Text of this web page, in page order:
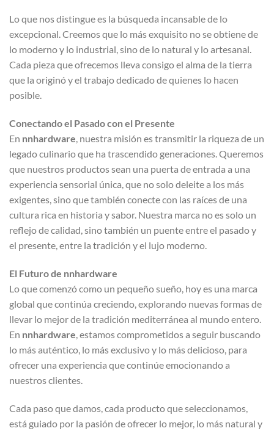
Lo que nos distingue es la búsqueda incansable de lo
excepcional. Creemos que lo más exquisito no se obtiene de
lo moderno y lo industrial, sino de lo natural y lo artesanal.
Cada pieza que ofrecemos lleva consigo el alma de la tierra
que la originó y el trabajo dedicado de quienes lo hacen
posible.
Conectando el Pasado con el Presente
En nnhardware, nuestra misión es transmitir la riqueza de un
legado culinario que ha trascendido generaciones. Queremos
que nuestros productos sean una puerta de entrada a una
experiencia sensorial única, que no solo deleite a los más
exigentes, sino que también conecte con las raíces de una
cultura rica en historia y sabor. Nuestra marca no es solo un
reflejo de calidad, sino también un puente entre el pasado y
el presente, entre la tradición y el lujo moderno.
El Futuro de nnhardware
Lo que comenzó como un pequeño sueño, hoy es una marca
global que continúa creciendo, explorando nuevas formas de
llevar lo mejor de la tradición mediterránea al mundo entero.
En nnhardware, estamos comprometidos a seguir buscando
lo más auténtico, lo más exclusivo y lo más delicioso, para
ofrecer una experiencia que continúe emocionando a
nuestros clientes.
Cada paso que damos, cada producto que seleccionamos,
está guiado por la pasión de ofrecer lo mejor, lo más natural y